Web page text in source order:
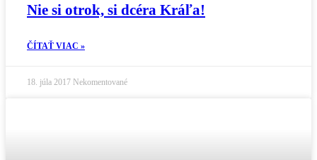
Nie si otrok, si dcéra Kráľa!
ČÍTAŤ VIAC »
18. júla 2017 Nekomentované